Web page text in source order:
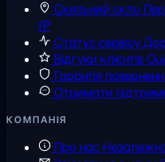
Скельний скло
IP
Статус сервісу
Відгуки клієнтів
Гарантія
Отримати
КОМПАНІЯ
Про нас